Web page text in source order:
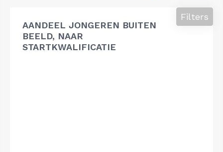
AANDEEL JONGEREN BUITEN
BEELD, NAAR
STARTKWALIFICATIE
Filters